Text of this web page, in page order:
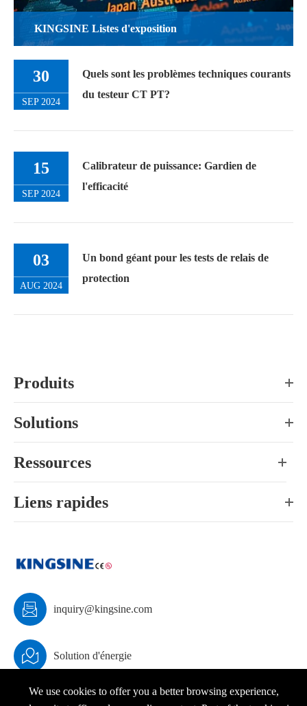
KINGSINE Listes d'exposition
30
SEP 2024
Quels sont les problèmes techniques courants
du testeur CT PT?
15
SEP 2024
Calibrateur de puissance: Gardien de
l'efficacité
03
AUG 2024
Un bond géant pour les tests de relais de
protection
Produits
Solutions
Ressources
Liens rapides
 inquiry@kingsine.com
 Solution d'énergie
We use cookies to offer you a better browsing experience,